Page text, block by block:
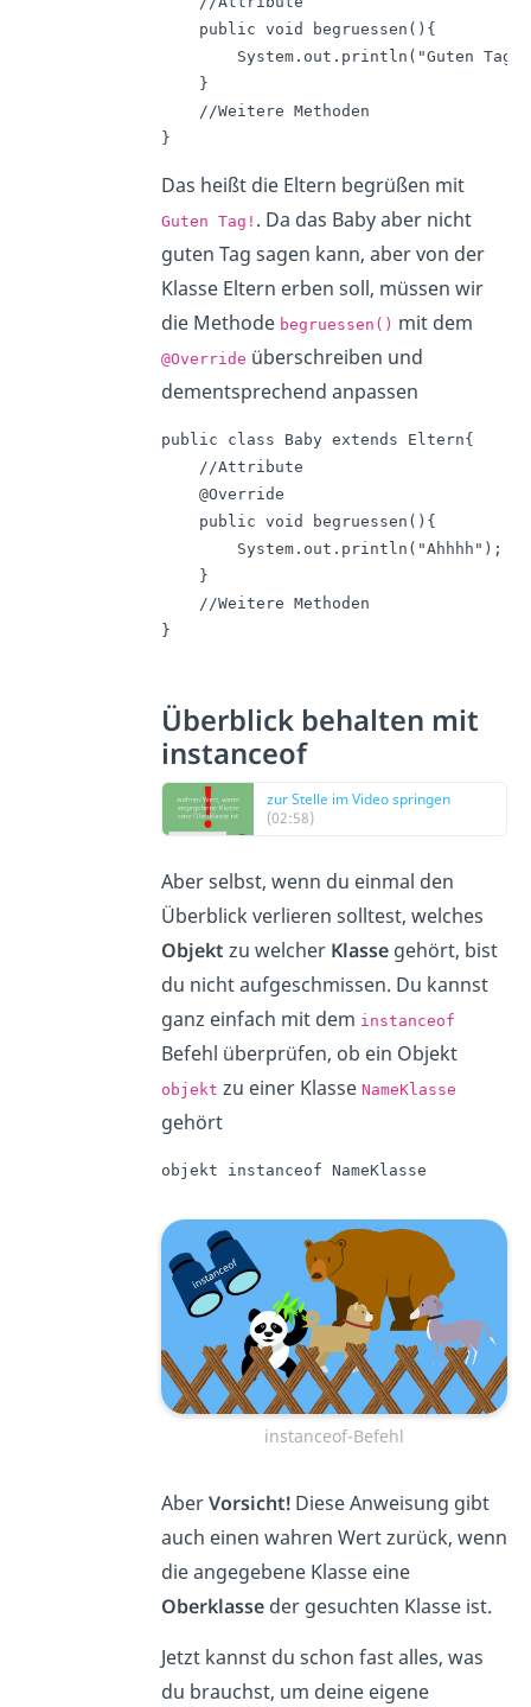
    public void begruessen(){
System.out.println("Guten
    }
    //Weitere Methoden
}
Das heißt die Eltern begrüßen mit
Guten Tag! . Da das Baby aber nicht
guten Tag sagen kann, aber von der
Klasse Eltern erben soll, müssen wir
die Methode begruessen() mit dem
@Override überschreiben und
dementsprechend anpassen
public class Baby extends Eltern{
    //Attribute
    @Override
    public void begruessen(){
        System.out.println("Ahhhh");
    }
    //Weitere Methoden
}
Überblick behalten mit
instanceof
zur Stelle im Video springen
(02:58)
Aber selbst, wenn du einmal den
Überblick verlieren solltest, welches
Objekt zu welcher Klassegehört, bist
du nicht aufgeschmissen. Du kannst
ganz einfach mit dem instanceof
Befehl überprüfen, ob ein Objekt
objekt zu einer Klasse NameKlasse
gehört
objekt instanceof NameKlasse
instanceof-Befehl
AberVorsicht!Diese Anweisung gibt
auch einen wahren Wert zurück, wenn
die angegebene Klasse eine
Oberklasseder gesuchten Klasse ist.
Jetzt kannst du schon fast alles, was
du brauchst, um deine eigene